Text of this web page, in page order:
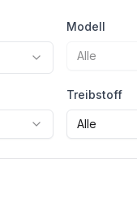
Modell
Alle
Treibstoff
Alle